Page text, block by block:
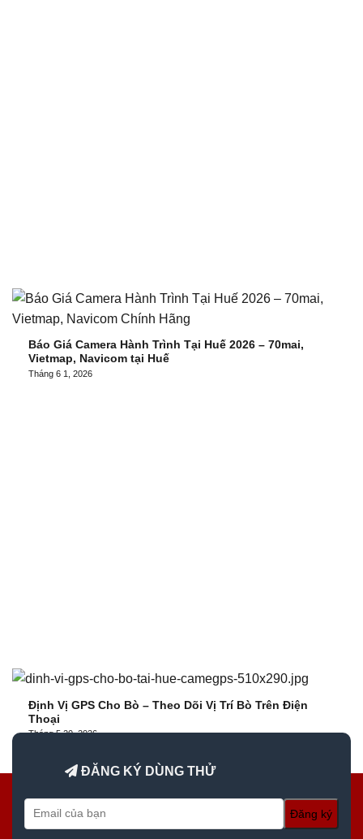
Báo Giá Camera Hành Trình Tại Huế 2026 – 70mai,
Vietmap, Navicom tại Huế
Tháng 6 1, 2026
Định Vị GPS Cho Bò – Theo Dõi Vị Trí Bò Trên Điện
Thoại
Tháng 5 20, 2026
ĐĂNG KÝ DÙNG THỬ